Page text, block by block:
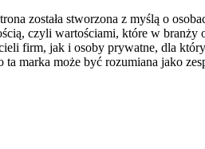
została stworzona z myślą o
czyli wartościami, które w branży
firm, jak i osoby prywatne, dla
marka może być rozumiana jako